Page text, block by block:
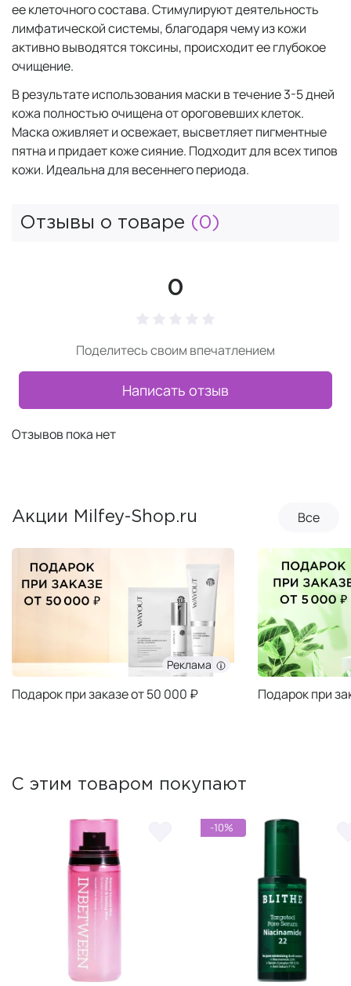
ее клеточного состава. Стимулируют деятельность
лимфатической системы, благодаря чему из кожи
активно выводятся токсины, происходит ее глубокое
очищение.
В результате использования маски в течение 3-5 дней
кожа полностью очищена от ороговевших клеток.
Маска оживляет и освежает, высветляет пигментные
пятна и придает коже сияние. Подходит для всех типов
кожи. Идеальна для весеннего периода.
Отзывы о товаре (0)
0
Поделитесь своим впечатлением
Написать отзыв
Отзывов пока нет
Акции Milfey-Shop.ru Все
Реклама
Подарок при заказе от 50 000 ₽ Подарок при
С этим товаром покупают